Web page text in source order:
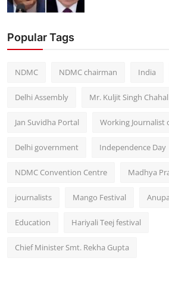
Popular Tags
NDMC NDMC chairman India
Delhi Assembly Mr. Kuljit Singh Chahal
Jan Suvidha Portal Working Journalist
Delhi government Independence Day
NDMC Convention Centre Madhya
journalists Mango Festival
Education Hariyali Teej festival
Chief Minister Smt. Rekha Gupta